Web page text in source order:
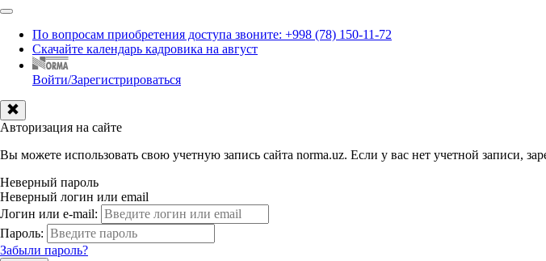
По вопросам приобретения доступа звоните: +998 (78) 150-11-72
Скачайте календарь кадровика на август
Войти/Зарегистрироваться
Авторизация на сайте
Вы можете использовать свою учетную запись сайта norma.uz. Если у вас нет учетной записи,
Неверный пароль
Неверный логин или email
Логин или e-mail:
Пароль:
Забыли пароль?